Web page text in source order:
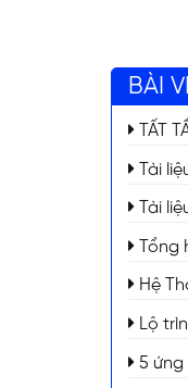
BÀI
TẤT
Tài
Tài
Tổng
Hệ
Lộ
5 ứng